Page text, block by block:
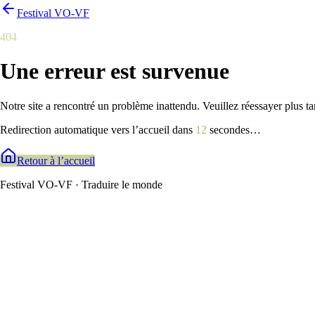
Festival VO-VF
404
Une erreur est survenue
Notre site a rencontré un problème inattendu. Veuillez réessayer plus
Redirection automatique vers l’accueil dans 11 secondes…
Retour à l’accueil
Festival VO-VF · Traduire le monde